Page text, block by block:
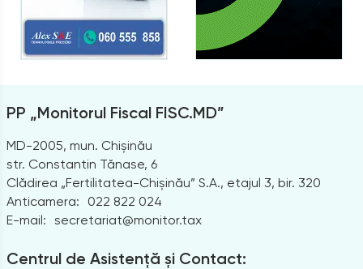
PP „Monitorul Fiscal FISC.MD”
MD-2005, mun. Chișinău
str. Constantin Tănase, 6
Clădirea „Fertilitatea-Chișinău” S.A., etajul 3, bir. 320
Anticamera:
022 822 024
E-mail: secretariat@monitor.tax
Centrul de Asistență și Contact: